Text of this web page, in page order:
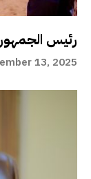
رئيس
13, 2025